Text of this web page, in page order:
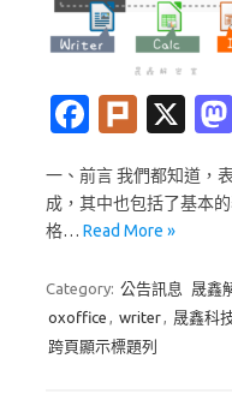
Fa
e
b
o
k
Pl
k
X
一、前言 我們都知道，
成，其中也包括了基本
格… Read More »
Category: 公告訊息 晟鑫
oxoffice , writer, 晟鑫科
跨頁顯示標題列